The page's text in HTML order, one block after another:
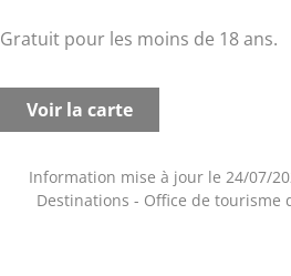
Gratuit pour les moins de 18 ans.
Voir la carte
Information mise à jour le 24/07/
Destinations - Office de tourisme